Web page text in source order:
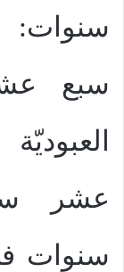
سنوات:
سبع
العبوديّة
عشر
سنوات